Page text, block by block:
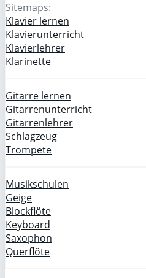
Sitemaps:
Klavier lernen
Klavierunterricht
Klavierlehrer
Klarinette
Gitarre lernen
Gitarrenunterricht
Gitarrenlehrer
Schlagzeug
Trompete
Musikschulen
Geige
Blockflöte
Keyboard
Saxophon
Querflöte